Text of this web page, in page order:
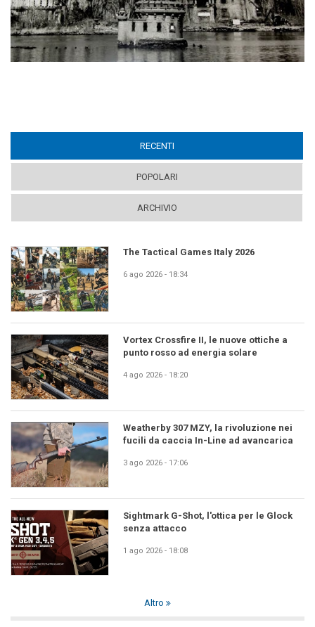
RECENTI
POPOLARI
ARCHIVIO
The Tactical Games Italy 2026
6 ago 2026 - 18:34
Vortex Crossfire II, le nuove ottiche a
punto rosso ad energia solare
4 ago 2026 - 18:20
Weatherby 307 MZY, la rivoluzione nei
fucili da caccia In-Line ad avancarica
3 ago 2026 - 17:06
Sightmark G-Shot, l'ottica per le Glock
senza attacco
1 ago 2026 - 18:08
Altro